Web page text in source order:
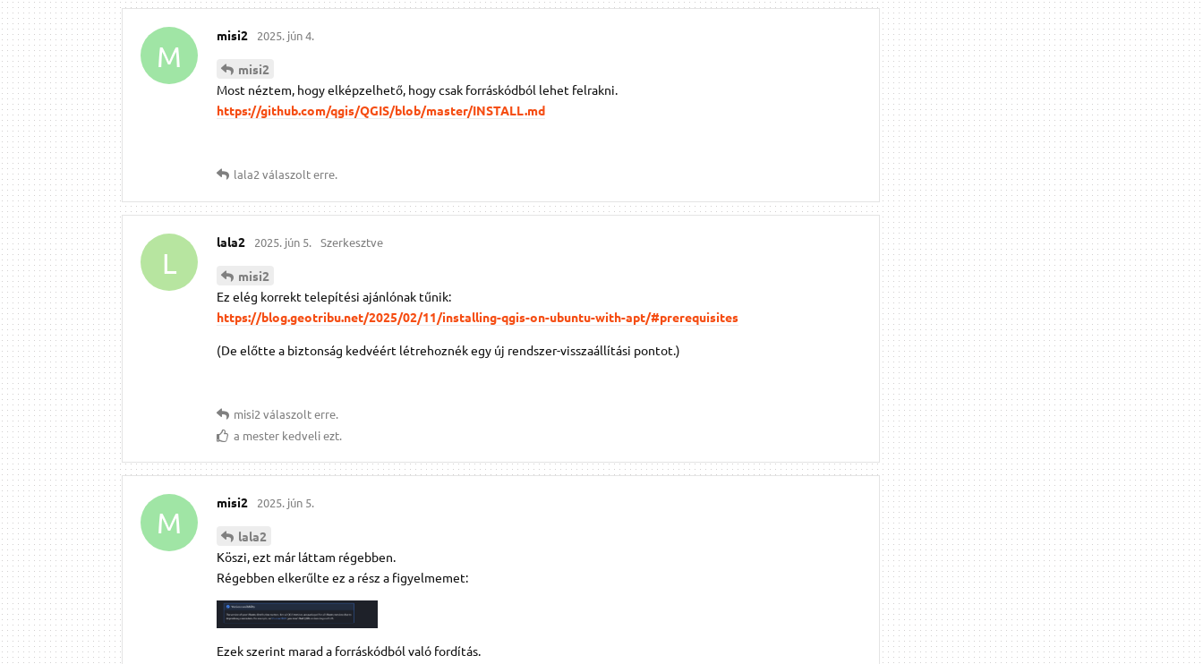
M
misi2 2025. jún 4.
misi2
Most néztem, hogy elképzelhető, hogy csak forráskódból lehet felrakni.
https://github.com/qgis/QGIS/blob/master/INSTALL.md
lala2 válaszolt erre.
L
lala2 2025. jún 5. Szerkesztve
misi2
Ez elég korrekt telepítési ajánlónak tűnik:
https://blog.geotribu.net/2025/02/11/installing-qgis-on-ubuntu-with-apt/#prerequisites
(De előtte a biztonság kedvéért létrehoznék egy új rendszer-visszaállítási pontot.)
misi2 válaszolt erre.
a mester kedveli ezt.
M
misi2 2025. jún 5.
lala2
Köszi, ezt már láttam régebben.
Régebben elkerűlte ez a rész a figyelmemet:
Ezek szerint marad a forráskódból való fordítás.